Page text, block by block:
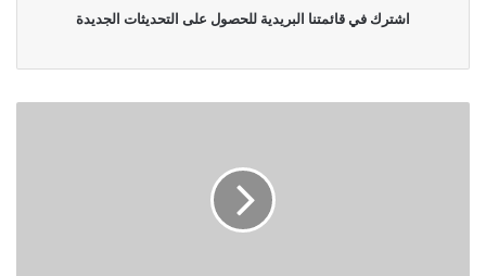
اشترك في قائمتنا البريدية للحصول على التحديثات الجديدة